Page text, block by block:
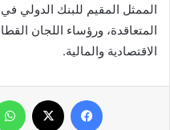
الممثل المقيم للبنك الدولي
المتعاقدة، ورؤساء اللجان
الاقتصادية والمالية.
فيسبوك